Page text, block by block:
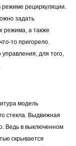
рециркуляции.
задать
режима, а также
то пригорело.
для того,
модель
стекла. Выдвижная
Ведь в выключенном
скрывается